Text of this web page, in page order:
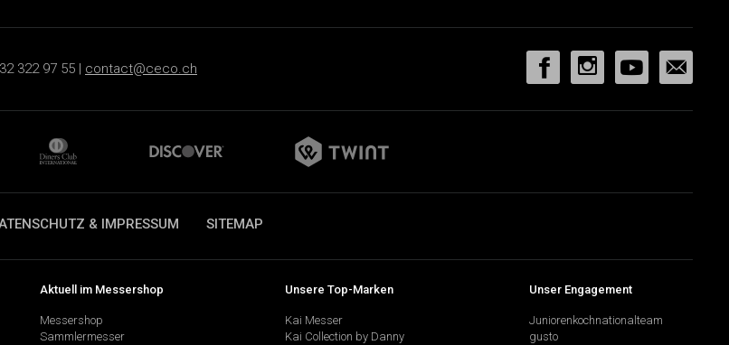
322 97 55 | contact@ceco.ch
& IMPRESSUM SITEMAP
Aktuell im Messershop
Messershop
Sammlermesser
Unsere Top-Marken
Kai Messer
Kai Collection by Danny
Unser Engagement
Juniorenkochnationalteam
gusto